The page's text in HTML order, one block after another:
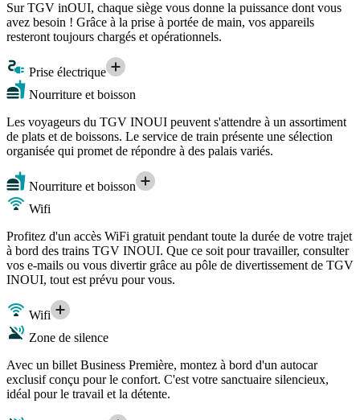
Sur TGV inOUI, chaque siège vous donne la puissance dont vous
avez besoin ! Grâce à la prise à portée de main, vos appareils
resteront toujours chargés et opérationnels.
Prise électrique
Nourriture et boisson
Les voyageurs du TGV INOUI peuvent s'attendre à un assortiment
de plats et de boissons. Le service de train présente une sélection
organisée qui promet de répondre à des palais variés.
Nourriture et boisson
Wifi
Profitez d'un accès WiFi gratuit pendant toute la durée de votre trajet
à bord des trains TGV INOUI. Que ce soit pour travailler, consulter
vos e-mails ou vous divertir grâce au pôle de divertissement de TGV
INOUI, tout est prévu pour vous.
Wifi
Zone de silence
Avec un billet Business Première, montez à bord d'un autocar
exclusif conçu pour le confort. C'est votre sanctuaire silencieux,
idéal pour le travail et la détente.